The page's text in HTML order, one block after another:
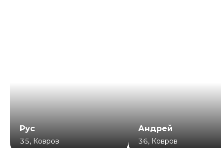
Рус
35, Ковров
Андрей
36, Ковров